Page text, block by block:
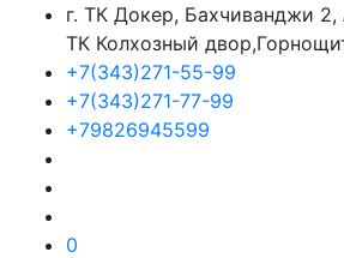
г. ТК Докер, Бахчиванджи
ТК Колхозный
+7(343)271-55-99
+7(343)271-77-99
+79826945599
0